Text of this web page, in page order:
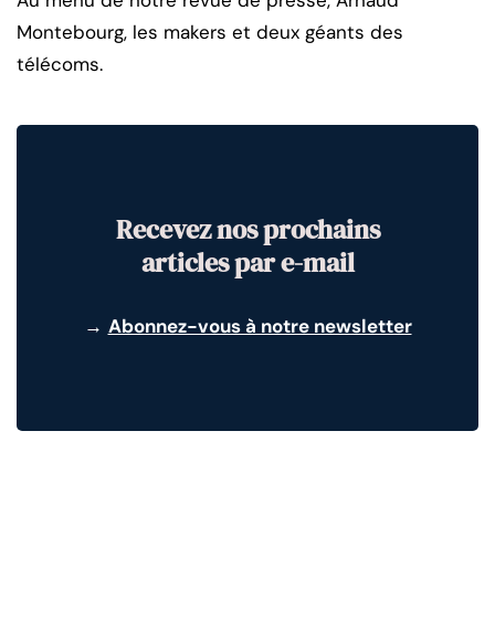
Montebourg, les makers et deux géants des
télécoms.
Recevez nos prochains
articles par e-mail
→ Abonnez-vous à notre newsletter